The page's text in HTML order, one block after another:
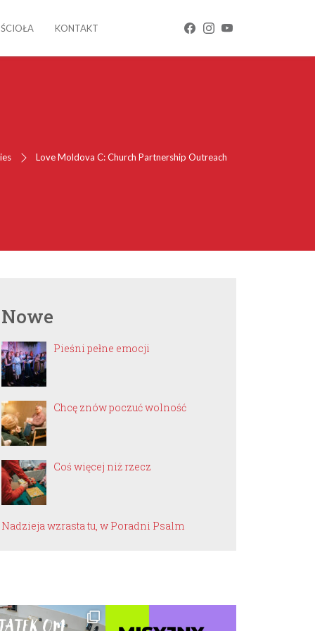
KONTAKT
Love Moldova C: Church Partnership Outreach
Nowe
Pieśni pełne emocji
Chcę znów poczuć wolność
Coś więcej niż rzecz
Nadzieja wzrasta tu, w Poradni Psalm